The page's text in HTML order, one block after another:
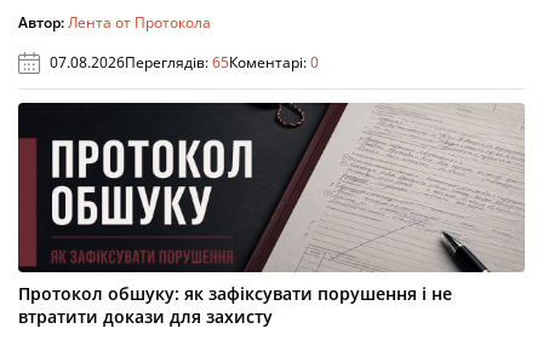
Автор:Лента от Протокола
07.08.2026Переглядів:65Коментарі:0
Протокол обшуку: як зафіксувати порушення і не
втратити докази для захисту